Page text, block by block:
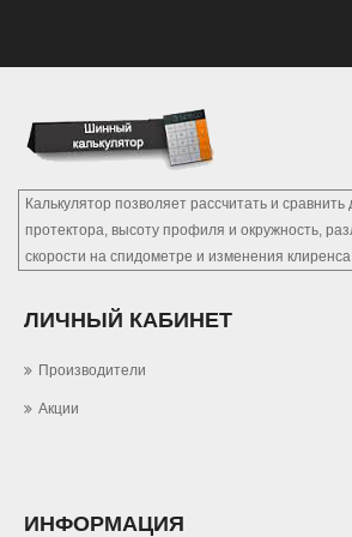
Калькулятор позволяет рассчитать и
протектора, высоту профиля и окружность,
скорости на спидометре и изменения клиренса
ЛИЧНЫЙ КАБИНЕТ
Производители
Акции
ИНФОРМАЦИЯ